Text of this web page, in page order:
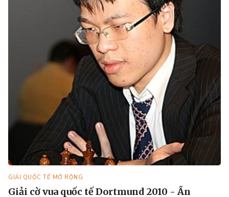
GIẢI QUỐC TẾ MỞ RỘNG
Giải cờ vua quốc tế Dortmund 2010 - Ấn